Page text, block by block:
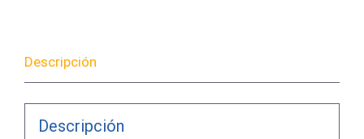
Descripción
Descripción